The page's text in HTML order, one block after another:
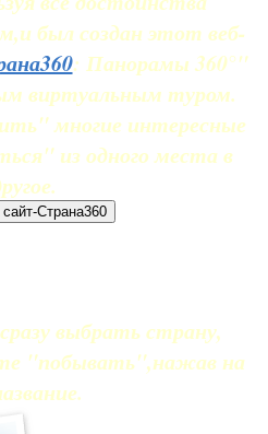
был создан этот веб-
: Панорамы 360°"
виртуальным туром.
многие интересные
из одного места в
выбрать страну,
"побывать",нажав на